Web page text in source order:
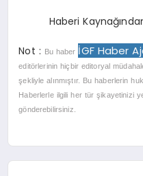
Haberi
Not : Bu haber İGF Haber
editörlerinin hiçbir editoryal
şekliyle alınmıştır. Bu haberlerin
Haberlerle ilgili her tür şikayetinizi
gönderebilirsiniz.